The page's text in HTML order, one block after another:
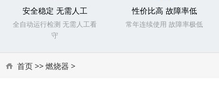
安全稳定 无需人工
全自动运行检测 无需人工看
守
性价比高 故障率低
常年连续使用 故障率极低
首页>>燃烧器 >